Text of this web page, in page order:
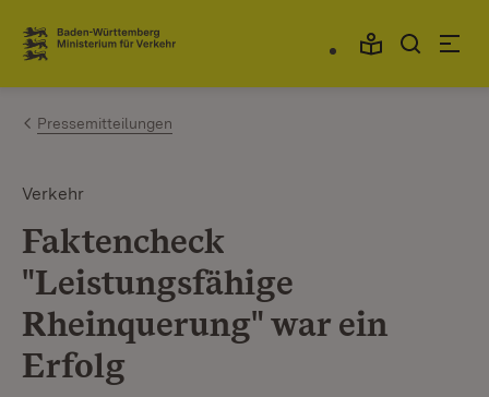
Zum Inhalt springen
Link zur Startseite
Pressemitteilungen
Verkehr
Faktencheck
"Leistungsfähige
Rheinquerung" war ein
Erfolg